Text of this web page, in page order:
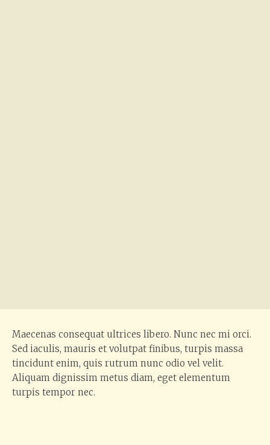
Maecenas consequat ultrices libero. Nunc nec mi orci.
Sed iaculis, mauris et volutpat finibus, turpis massa
tincidunt enim, quis rutrum nunc odio vel velit.
Aliquam dignissim metus diam, eget elementum
turpis tempor nec.